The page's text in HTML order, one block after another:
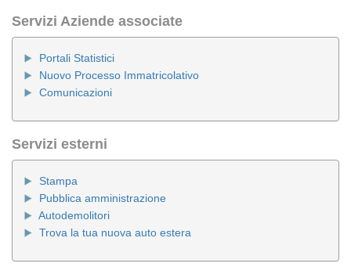
Servizi Aziende associate
Portali Statistici
Nuovo Processo Immatricolativo
Comunicazioni
Servizi esterni
Stampa
Pubblica amministrazione
Autodemolitori
Trova la tua nuova auto estera